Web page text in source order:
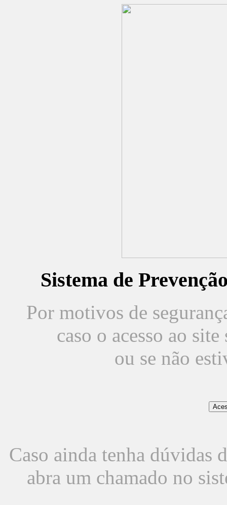
Sistema de
Por motivos de
caso o acesso ao
ou se não
Caso ainda tenha dúvidas
abra um chamado no